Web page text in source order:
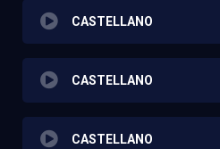
CASTELLANO
CASTELLANO
CASTELLANO